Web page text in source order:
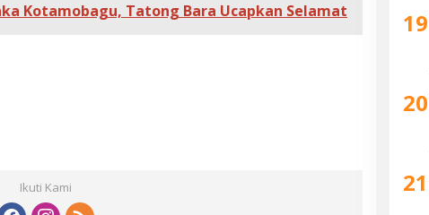
Kotamobagu, Tatong Bara Ucapkan Selamat
Ikuti Kami
19
20
21